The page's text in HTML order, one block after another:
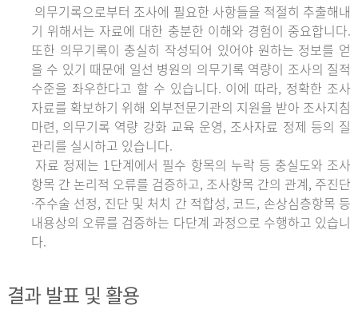
의무기록으로부터 조사에 필요한 사항들을 적절히 추출해내
기 위해서는 자료에 대한 충분한 이해와 경험이 중요합니다.
또한 의무기록이 충실히 작성되어 있어야 원하는 정보를 얻
을 수 있기 때문에 일선 병원의 의무기록 역량이 조사의 질적
수준을 좌우한다고 할 수 있습니다. 이에 따라, 정확한 조사
자료를 확보하기 위해 외부전문기관의 지원을 받아 조사지침
마련, 의무기록 역량 강화 교육 운영, 조사자료 정제 등의 질
관리를 실시하고 있습니다.
자료 정제는 1단계에서 필수 항목의 누락 등 충실도와 조사
항목 간 논리적 오류를 검증하고, 조사항목 간의 관계, 주진단
·주수술 선정, 진단 및 처치 간 적합성, 코드, 손상심층항목 등
내용상의 오류를 검증하는 다단계 과정으로 수행하고 있습니
다.
결과 발표 및 활용